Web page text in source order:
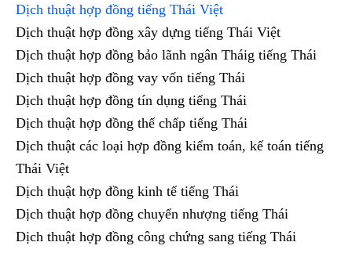
Dịch thuật hợp đồng tiếng Thái Việt
Dịch thuật hợp đồng xây dựng tiếng Thái Việt
Dịch thuật hợp đồng bảo lãnh ngân Tháig tiếng Thái
Dịch thuật hợp đồng vay vốn tiếng Thái
Dịch thuật hợp đồng tín dụng tiếng Thái
Dịch thuật hợp đồng thế chấp tiếng Thái
Dịch thuật các loại hợp đồng kiểm toán, kế toán tiếng
Thái Việt
Dịch thuật hợp đồng kinh tế tiếng Thái
Dịch thuật hợp đồng chuyển nhượng tiếng Thái
Dịch thuật hợp đồng công chứng sang tiếng Thái